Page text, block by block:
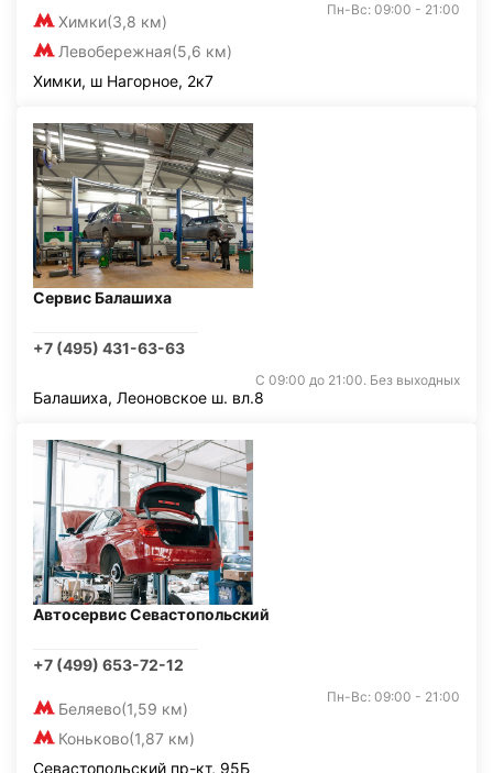
Химки(3,8 км)
Левобережная(5,6 км)
Пн-Вс: 09:00 - 21:00
Химки, ш Нагорное, 2к7
Сервис Балашиха
+7 (495) 431-63-63
С 09:00 до 21:00. Без выходных
Балашиха, Леоновское ш. вл.8
Автосервис Севастопольский
+7 (499) 653-72-12
Беляево(1,59 км)
Коньково(1,87 км)
Пн-Вс: 09:00 - 21:00
Севастопольский пр-кт, 95Б